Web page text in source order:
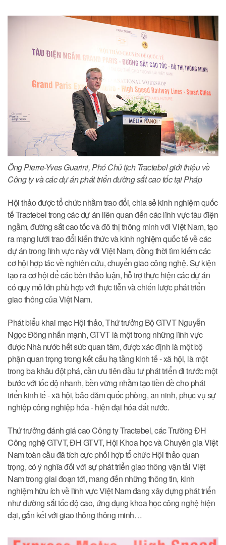
Ông Pierre-Yves Guarini, Phó Chủ tịch Tractebel giới thiệu về
Công ty và các dự án phát triển đường sắt cao tốc tại Pháp
Hội thảo được tổ chức nhằm trao đổi, chia sẻ kinh nghiệm quốc
tế Tractebel trong các dự án liên quan đến các lĩnh vực tàu điện
ngầm, đường sắt cao tốc và đô thị thông minh với Việt Nam, tạo
ra mạng lưới trao đổi kiến thức và kinh nghiệm quốc tế về các
dự án trong lĩnh vực này với Việt Nam, đồng thời tìm kiếm các
cơ hội hợp tác về nghiên cứu, chuyển giao công nghệ. Sự kiện
tạo ra cơ hội để các bên thảo luận, hỗ trợ thực hiện các dự án
có quy mô lớn phù hợp với thực tiễn và chiến lược phát triển
giao thông của Việt Nam.
Phát biểu khai mạc Hội thảo, Thứ trưởng Bộ GTVT Nguyễn
Ngọc Đông nhấn mạnh, GTVT là một trong những lĩnh vực
được Nhà nước hết sức quan tâm, được xác định là một bộ
phận quan trọng trong kết cấu hạ tầng kinh tế - xã hội, là một
trong ba khâu đột phá, cần ưu tiên đầu tư phát triển đi trước một
bước với tốc độ nhanh, bền vững nhằm tạo tiền đề cho phát
triển kinh tế - xã hội, bảo đảm quốc phòng, an ninh, phục vụ sự
nghiệp công nghiệp hóa - hiện đại hóa đất nước.
Thứ trưởng đánh giá cao Công ty Tractebel, các Trường ĐH
Công nghệ GTVT, ĐH GTVT, Hội Khoa học và Chuyên gia Việt
Nam toàn cầu đã tích cực phối hợp tổ chức Hội thảo quan
trọng, có ý nghĩa đối với sự phát triển giao thông vận tải Việt
Nam trong giai đoạn tới, mang đến những thông tin, kinh
nghiệm hữu ích về lĩnh vực Việt Nam đang xây dựng phát triển
như đường sắt tốc độ cao, ứng dụng khoa học công nghệ hiện
đại, gắn kết với giao thông thông minh…